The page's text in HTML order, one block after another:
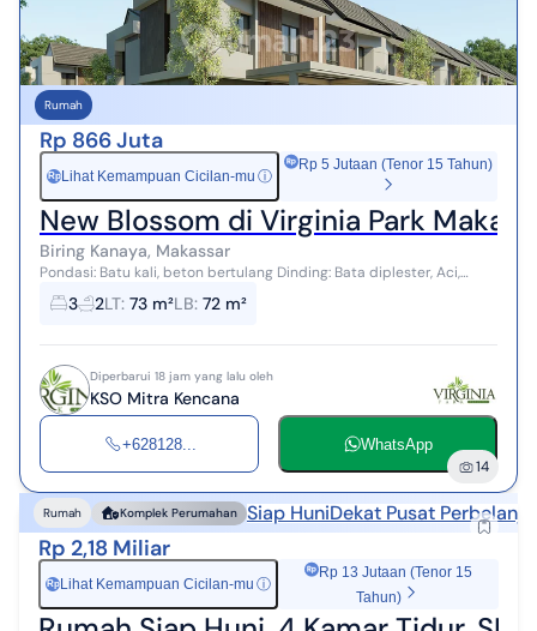
Rumah
Rp 866 Juta
Rp Lihat Kemampuan Cicilan-mu ⓘ
Rp 5 Jutaan (Tenor 15 Tahun)
New Blossom di Virginia Park
Biring Kanaya, Makassar
Pondasi: Batu kali, beton bertulang Dinding: Bata diplester, Aci,
Finishing Cat Lantai: Granite Tile 60x60 Rangka Atap: Baja Ringan
Penutup Atap: G...
3 2LT: 73 m²LB: 72 m²
Diperbarui 18 jam yang lalu oleh
KSO Mitra Kencana
+628128... WhatsApp
14
Rumah Komplek Perumahan Siap HuniDekat Pusat
Rp 2,18 Miliar
Rp Lihat Kemampuan Cicilan-mu ⓘ
Rp 13 Jutaan (Tenor 15
Tahun)